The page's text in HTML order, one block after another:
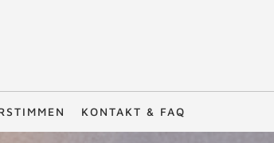
KONTAKT & FAQ